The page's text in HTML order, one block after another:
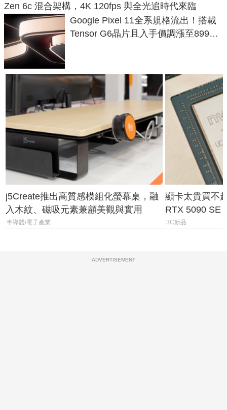
Zen 6c 混合架構，4K 120fps 與全光追時代來臨
Google Pixel 11全系規格流出！搭載
Tensor G6晶片且入手價調漲至899美
j5Create推出高質感模組化螢幕桌，融
入木紋、磁吸元素兼顧美觀與實用
半導體/電子產業
顯卡太貴買不
RTX 5090 SE
體
3C新品
ADVERTISEMENT